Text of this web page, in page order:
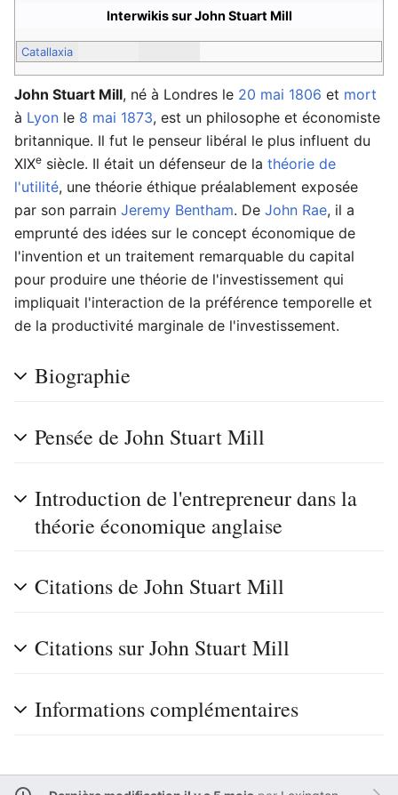
Interwikis sur John Stuart Mill
Catallaxia
John Stuart Mill, né à Londres le 20 mai 1806 et mort
à Lyon le 8 mai 1873, est un philosophe et économiste
britannique. Il fut le penseur libéral le plus influent du
XIXe siècle. Il était un défenseur de la théorie de
l'utilité, une théorie éthique préalablement exposée
par son parrain Jeremy Bentham. De John Rae, il a
emprunté des idées sur le concept économique de
l'invention et un traitement remarquable du capital
pour produire une théorie de l'investissement qui
impliquait l'interaction de la préférence temporelle et
de la productivité marginale de l'investissement.
Biographie
Pensée de John Stuart Mill
Introduction de l'entrepreneur dans la
théorie économique anglaise
Citations de John Stuart Mill
Citations sur John Stuart Mill
Informations complémentaires